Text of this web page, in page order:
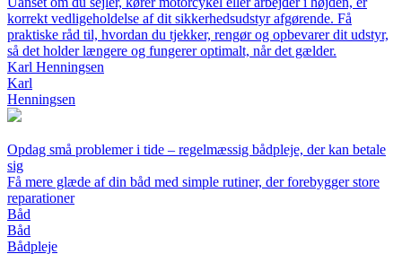
korrekt vedligeholdelse af dit sikkerhedsudstyr afgørende. Få
praktiske råd til, hvordan du tjekker, rengør og opbevarer dit udstyr,
så det holder længere og fungerer optimalt, når det gælder.
Karl Henningsen
Karl
Henningsen
Opdag små problemer i tide – regelmæssig bådpleje, der kan betale
sig
Få mere glæde af din båd med simple rutiner, der forebygger store
reparationer
Båd
Båd
Bådpleje